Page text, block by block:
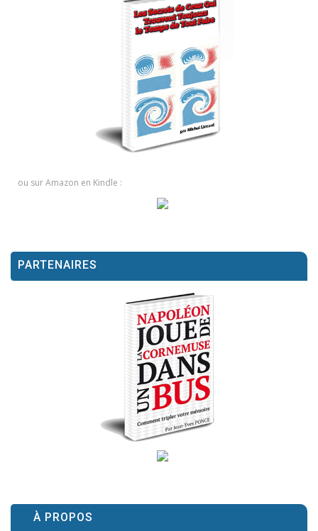
ou sur Amazon en Kindle :
PARTENAIRES
À PROPOS